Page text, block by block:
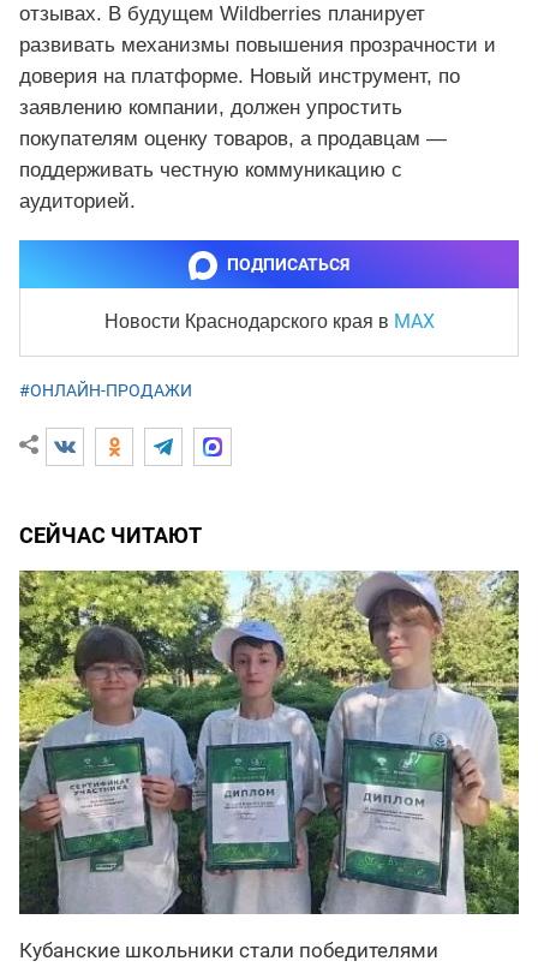
отзывах. В будущем Wildberries планирует
развивать механизмы повышения прозрачности и
доверия на платформе. Новый инструмент, по
заявлению компании, должен упростить
покупателям оценку товаров, а продавцам —
поддерживать честную коммуникацию с
аудиторией.
ПОДПИСАТЬСЯ
Новости Краснодарского края в MAX
#ОНЛАЙН-ПРОДАЖИ
СЕЙЧАС ЧИТАЮТ
Кубанские школьники стали победителями